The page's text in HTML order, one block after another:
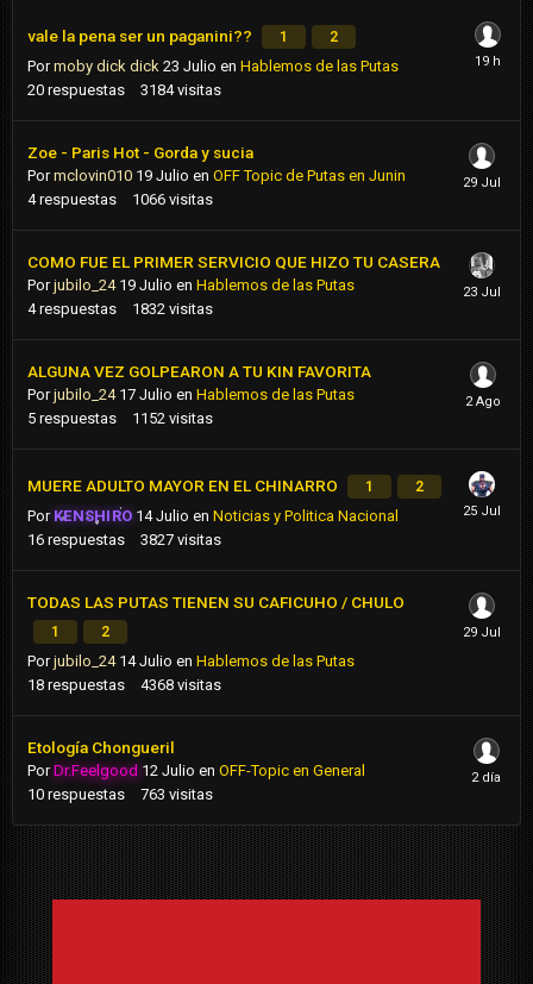
vale la pena ser un paganini?? 1 2
Pormoby dick dick 23 Julio en Hablemos de las Putas
20 respuestas 3184 visitas
Zoe - Paris Hot - Gorda y sucia
Pormclovin010 19 Julio en OFF Topic de Putas en Junin
4 respuestas 1066 visitas
COMO FUE EL PRIMER SERVICIO QUE HIZO TU CASERA
Porjubilo_24 19 Julio en Hablemos de las Putas
4 respuestas 1832 visitas
ALGUNA VEZ GOLPEARON A TU KIN FAVORITA
Porjubilo_24 17 Julio en Hablemos de las Putas
5 respuestas 1152 visitas
MUERE ADULTO MAYOR EN EL CHINARRO 1 2
Por KENSHIRO 14 Julio enNoticias y Politica Nacional
16 respuestas 3827 visitas
TODAS LAS PUTAS TIENEN SU CAFICUHO / CHULO
1 2
Porjubilo_24 14 Julio en Hablemos de las Putas
18 respuestas 4368 visitas
Etología Chongueril
PorDr.Feelgood 12 Julio en OFF-Topic en General
10 respuestas 763 visitas